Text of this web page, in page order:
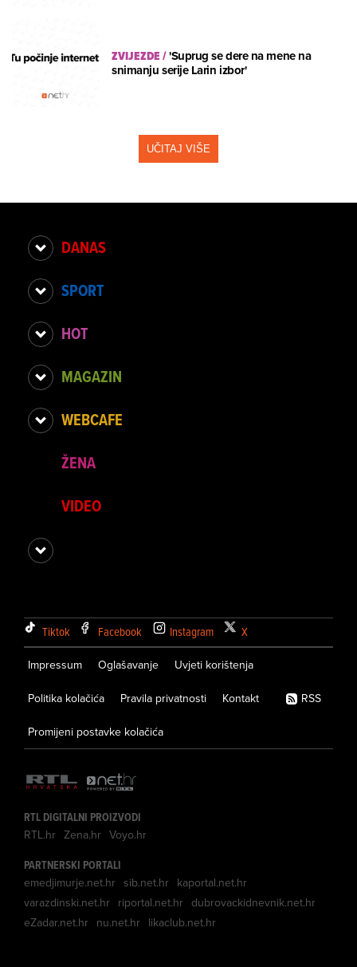
ZVIJEZDE/'Suprug se dere na mene na
snimanju serije Larin izbor'
UČITAJ VIŠE
DANAS
SPORT
HOT
MAGAZIN
WEBCAFE
ŽENA
VIDEO
Tiktok Facebook Instagram X
Impressum Oglašavanje Uvjeti korištenja
Politika kolačića Pravila privatnosti Kontakt
Promijeni postavke kolačića
RSS
RTL DIGITALNI PROIZVODI
RTL.hr Zena.hr Voyo.hr
PARTNERSKI PORTALI
emedjimurje.net.hr sib.net.hr kaportal.net.hr
varazdinski.net.hr riportal.net.hr dubrovackidnevnik.net.hr
eZadar.net.hr nu.net.hr likaclub.net.hr